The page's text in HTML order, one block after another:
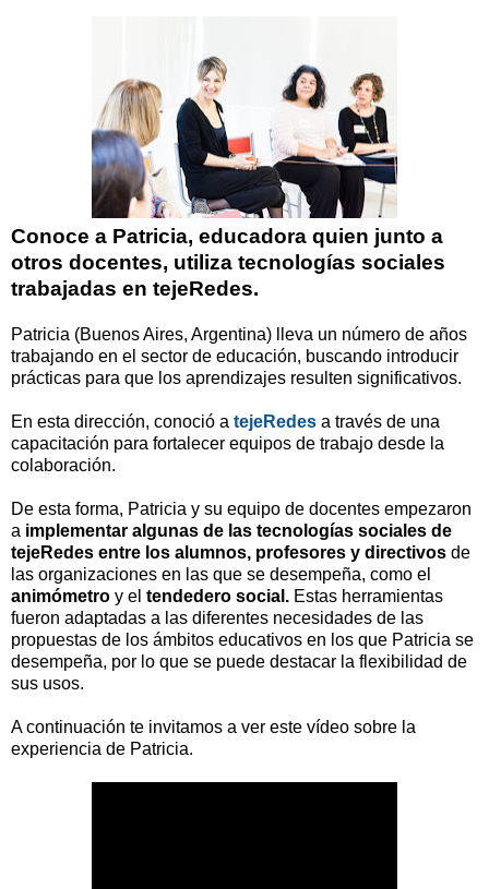
Conoce a Patricia, educadora quien junto a
otros docentes, utiliza tecnologías sociales
trabajadas en tejeRedes.
Patricia (Buenos Aires, Argentina) lleva un número de años
trabajando en el sector de educación, buscando introducir
prácticas para que los aprendizajes resulten significativos.
En esta dirección, conoció a tejeRedes a través de una
capacitación para fortalecer equipos de trabajo desde la
colaboración.
De esta forma, Patricia y su equipo de docentes empezaron
a implementar algunas de las tecnologías sociales de
tejeRedes entre los alumnos, profesores y directivos de
las organizaciones en las que se desempeña, como el
animómetro y el tendedero social. Estas herramientas
fueron adaptadas a las diferentes necesidades de las
propuestas de los ámbitos educativos en los que Patricia se
desempeña, por lo que se puede destacar la flexibilidad de
sus usos.
A continuación te invitamos a ver este vídeo sobre la
experiencia de Patricia.